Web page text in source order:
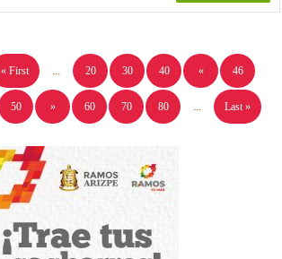
« First 20 30 40 « 46
50 » 60 70 80 Last »